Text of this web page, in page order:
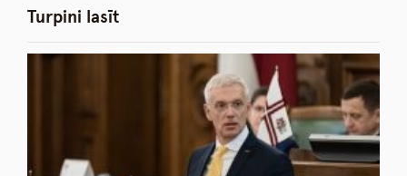
Turpini lasīt